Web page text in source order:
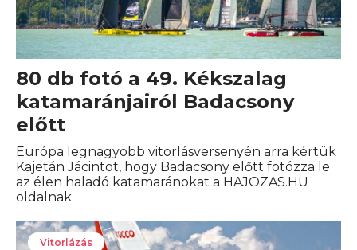
80 db fotó a 49. Kékszalag
katamaránjairól Badacsony
előtt
Európa legnagyobb vitorlásversenyén arra kértük
Kajetán Jácintot, hogy Badacsony előtt fotózza le
az élen haladó katamaránokat a HAJOZAS.HU
oldalnak.
Vitorlázás